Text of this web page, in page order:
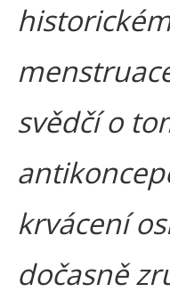
svědčí o
krvácení
dočasně